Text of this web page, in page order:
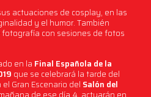
actuaciones de cosplay, en las
y el humor. También
con sesiones de fotos
en la Final Española de la
que se celebrará la tarde del
Gran Escenario del Salón del